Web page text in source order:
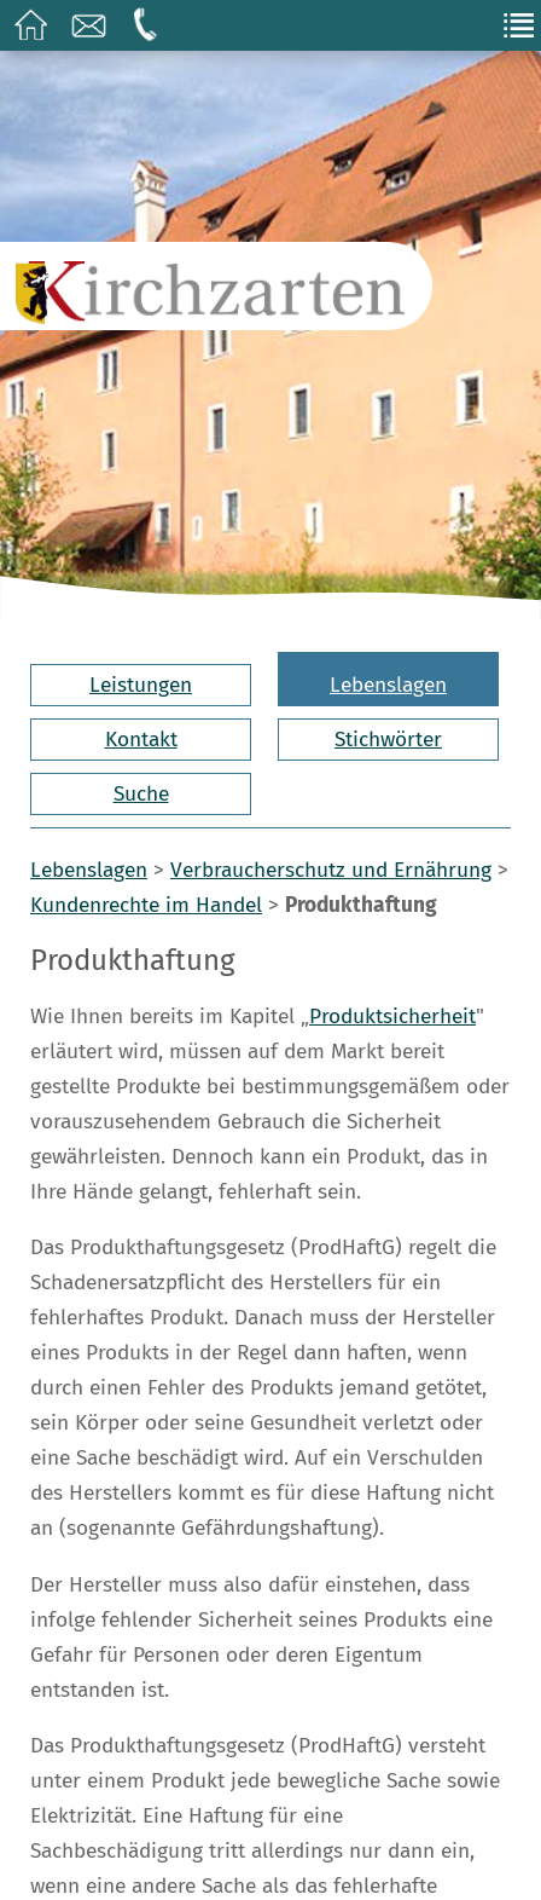
Leistungen Lebenslagen
Kontakt Stichwörter
Suche
Lebenslagen > Verbraucherschutz und Ernährung >
Kundenrechte im Handel > Produkthaftung
Produkthaftung
Wie Ihnen bereits im Kapitel „Produktsicherheit"
erläutert wird, müssen auf dem Markt bereit
gestellte Produkte bei bestimmungsgemäßem oder
vorauszusehendem Gebrauch die Sicherheit
gewährleisten. Dennoch kann ein Produkt, das in
Ihre Hände gelangt, fehlerhaft sein.
Das Produkthaftungsgesetz (ProdHaftG) regelt die
Schadenersatzpflicht des Herstellers für ein
fehlerhaftes Produkt. Danach muss der Hersteller
eines Produkts in der Regel dann haften, wenn
durch einen Fehler des Produkts jemand getötet,
sein Körper oder seine Gesundheit verletzt oder
eine Sache beschädigt wird. Auf ein Verschulden
des Herstellers kommt es für diese Haftung nicht
an (sogenannte Gefährdungshaftung).
Der Hersteller muss also dafür einstehen, dass
infolge fehlender Sicherheit seines Produkts eine
Gefahr für Personen oder deren Eigentum
entstanden ist.
Das Produkthaftungsgesetz (ProdHaftG) versteht
unter einem Produkt jede bewegliche Sache sowie
Elektrizität. Eine Haftung für eine
Sachbeschädigung tritt allerdings nur dann ein,
wenn eine andere Sache als das fehlerhafte